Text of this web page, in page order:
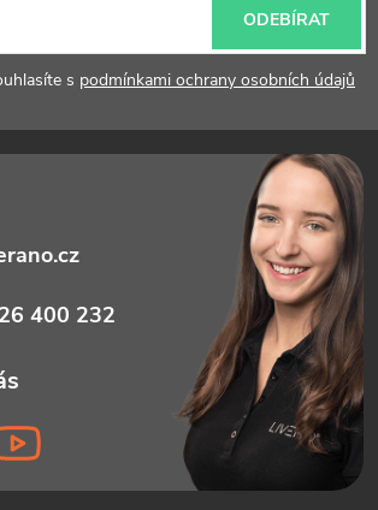
s podmínkami ochrany osobních údajů
ODEBÍRAT
400 232